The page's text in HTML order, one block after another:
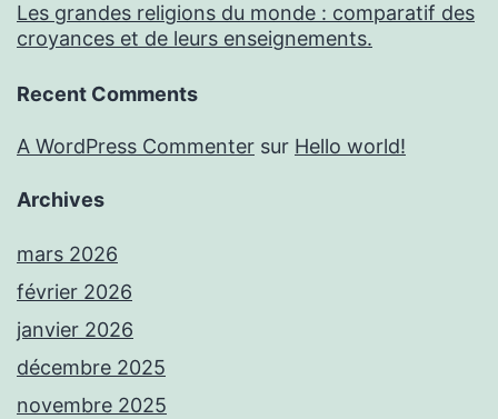
Les grandes religions du monde : comparatif des
croyances et de leurs enseignements.
Recent Comments
A WordPress Commenter sur Hello world!
Archives
mars 2026
février 2026
janvier 2026
décembre 2025
novembre 2025